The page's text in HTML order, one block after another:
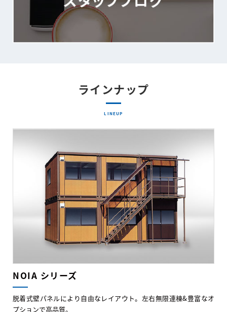
ラインナップ
LINEUP
NOIA シリーズ
脱着式壁パネルにより自由なレイアウト。左右無限連棟&豊富なオ
プションで高品質。